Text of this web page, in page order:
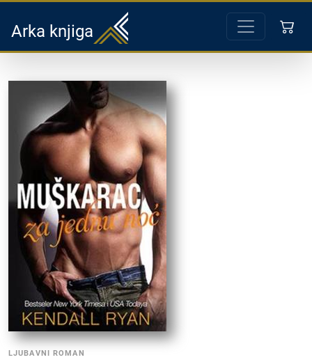
Arka knjiga
LJUBAVNI ROMAN